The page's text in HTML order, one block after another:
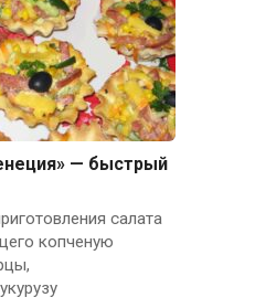
— быстрый
салата
копченую